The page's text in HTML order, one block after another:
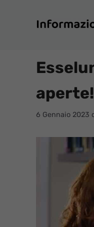
contenuto
aperte!
6 Gennaio 2023